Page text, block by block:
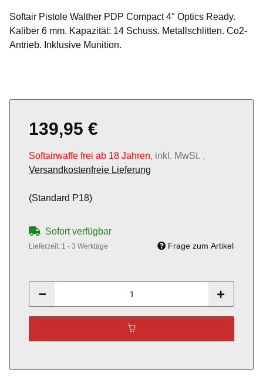
Softair Pistole Walther PDP Compact 4" Optics Ready.
Kaliber 6 mm. Kapazität: 14 Schuss. Metallschlitten. Co2-
Antrieb. Inklusive Munition.
139,95 €
Softairwaffe frei ab 18 Jahren, inkl. MwSt. ,
Versandkostenfreie Lieferung
(Standard P18)
Sofort verfügbar
Lieferzeit: 1 - 3 Werktage Frage zum Artikel